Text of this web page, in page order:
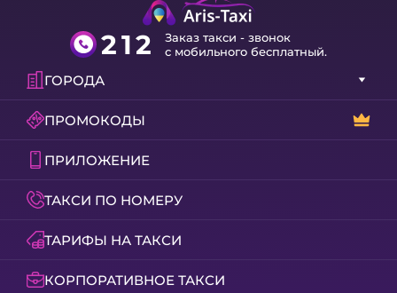
212
Заказ такси - звонок
с мобильного бесплатный.
ПРОМОКОДЫ
ПРИЛОЖЕНИЕ
ТАКСИ ПО НОМЕРУ
ТАРИФЫ НА ТАКСИ
КОРПОРАТИВНОЕ ТАКСИ
ГОРОДА